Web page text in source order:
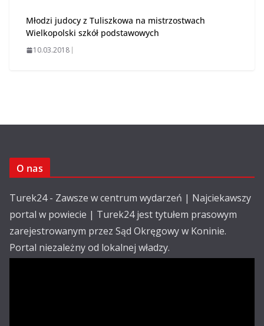
Młodzi judocy z Tuliszkowa na mistrzostwach
Wielkopolski szkół podstawowych
10.03.2018
O nas
Turek24 - Zawsze w centrum wydarzeń | Najciekawszy
portal w powiecie | Turek24 jest tytułem prasowym
zarejestrowanym przez Sąd Okręgowy w Koninie.
Portal niezależny od lokalnej władzy.